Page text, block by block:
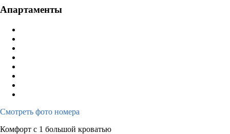
Апартаменты
Смотреть фото номера
Комфорт c 1 большой кроватью